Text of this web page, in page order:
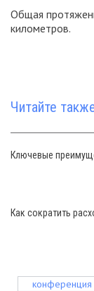
Общая
километров.
Читайте
Ключевые
Как сократить
конференция